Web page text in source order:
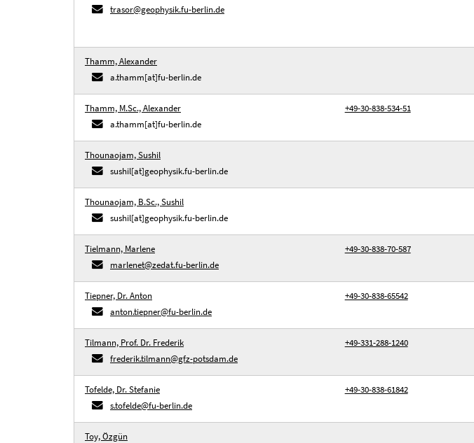
trasor@geophysik.fu-berlin.de
Thamm, Alexander
a.thamm[at]fu-berlin.de
Thamm, M.Sc., Alexander
a.thamm[at]fu-berlin.de
+49-30-838-534-51
Thounaojam, Sushil
sushil[at]geophysik.fu-berlin.de
Thounaojam, B.Sc., Sushil
sushil[at]geophysik.fu-berlin.de
Tielmann, Marlene
marlenet@zedat.fu-berlin.de
+49-30-838-70-587
Tiepner, Dr. Anton
anton.tiepner@fu-berlin.de
+49-30-838-65542
Tilmann, Prof. Dr. Frederik
frederik.tilmann@gfz-potsdam.de
+49-331-288-1240
Tofelde, Dr. Stefanie
s.tofelde@fu-berlin.de
+49-30-838-61842
Toy, Özgün